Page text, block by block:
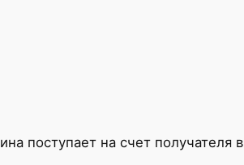
поступает на счет получателя в